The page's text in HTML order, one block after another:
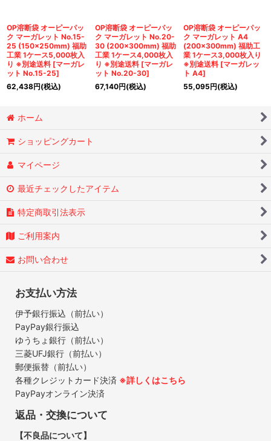
OP溶断袋 オーピーパッ
ク マーガレット No.15-
25 (150×250mm) 福助
工業 1ケース5,000枚入
り ※別途送料 [マーガレ
ット No.15-25]
62,438円(税込)
OP溶断袋 オーピーパッ
ク マーガレット No.20-
30 (200×300mm) 福助
工業 1ケース4,000枚入
り ※別途送料 [マーガレ
ット No.20-30]
67,140円(税込)
OP溶断袋 オーピーパッ
ク マーガレット A4
(200×300mm) 福助工
業 1ケース3,000枚入り
※別途送料 [マーガレッ
ト A4]
55,095円(税込)
ホーム
ショッピングカート
マイページ
最近チェックしたアイテム
特定商取引法表示
ご利用案内
お問い合わせ
お支払い方法
伊予銀行振込（前払い）
PayPay銀行振込
ゆうちょ銀行（前払い）
三菱UFJ銀行（前払い）
郵便振替（前払い）
各種クレジットカード決済 ※詳しくはこちら
PayPayオンライン決済
返品・交換について
【不良品について】